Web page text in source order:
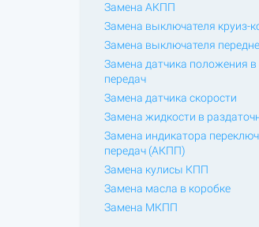
Замена АКПП
Замена выключателя круиз-
Замена выключателя
Замена датчика положения в
передач
Замена датчика скорости
Замена жидкости в
Замена индикатора
передач (АКПП)
Замена кулисы КПП
Замена масла в коробке
Замена МКПП